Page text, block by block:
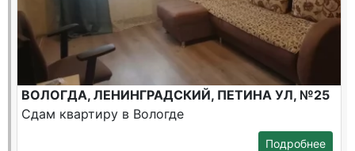
ВОЛОГДА, ЛЕНИНГРАДСКИЙ, ПЕТИНА УЛ, №25
Сдам квартиру в Вологде
Подробнее